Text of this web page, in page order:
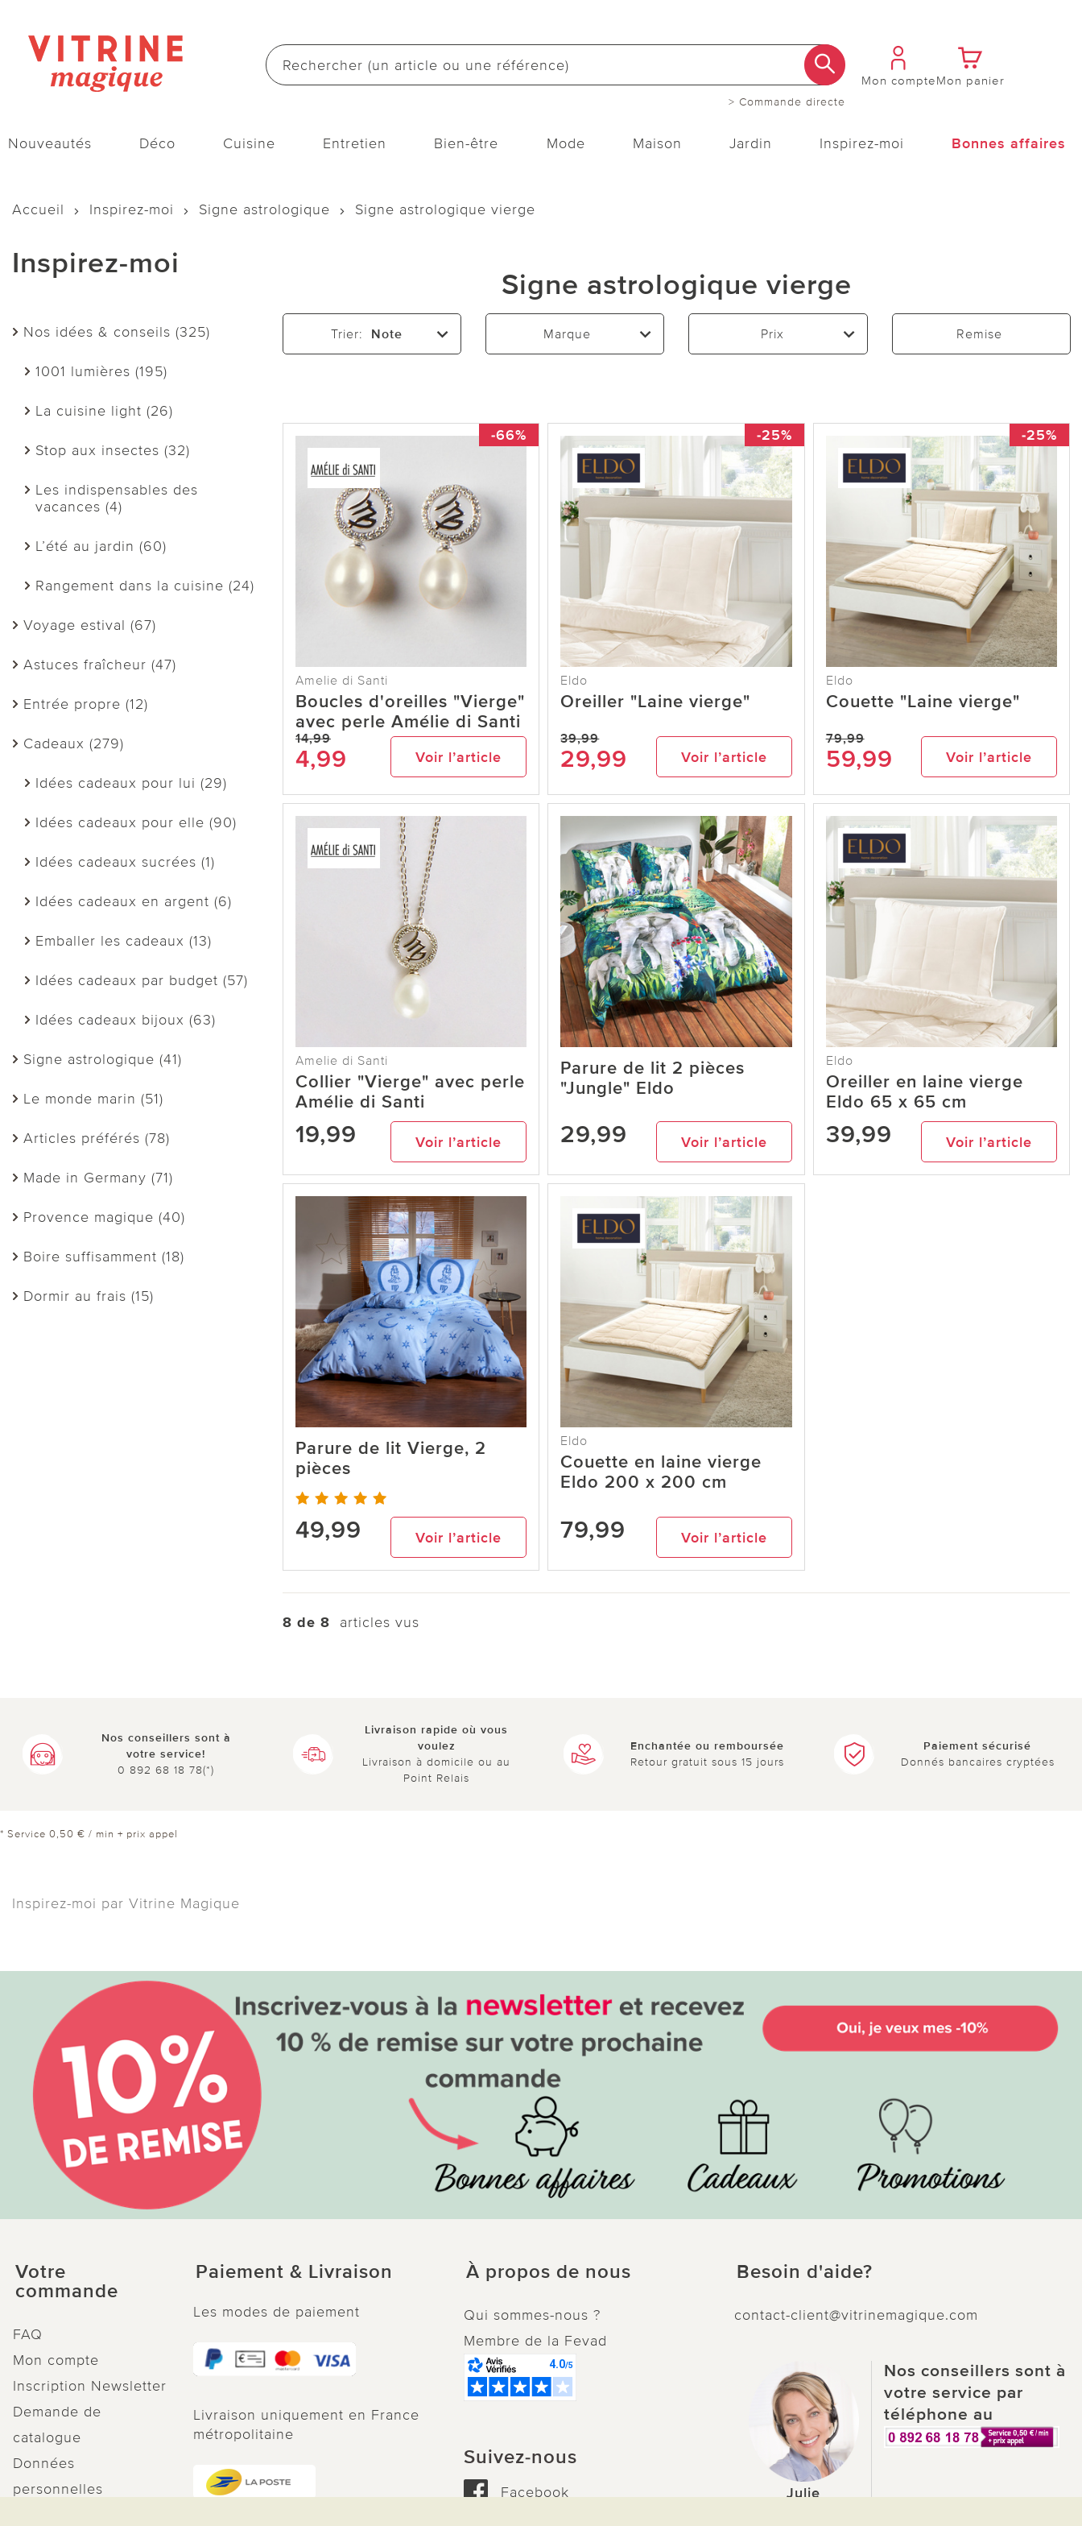
> Commande directe
Mon compteMon panier
Nouveautés Déco Cuisine Entretien Bien-être Mode Maison Jardin Inspirez-moi Bonnes affaires
Accueil Inspirez-moi Signe astrologique Signe astrologique vierge
Inspirez-moi
Nos idées & conseils (325)
1001 lumières (195)
La cuisine light (26)
Stop aux insectes (32)
Les indispensables des
vacances (4)
L’été au jardin (60)
Rangement dans la cuisine (24)
Voyage estival (67)
Astuces fraîcheur (47)
Entrée propre (12)
Cadeaux (279)
Idées cadeaux pour lui (29)
Idées cadeaux pour elle (90)
Idées cadeaux sucrées (1)
Idées cadeaux en argent (6)
Emballer les cadeaux (13)
Idées cadeaux par budget (57)
Idées cadeaux bijoux (63)
Signe astrologique (41)
Le monde marin (51)
Articles préférés (78)
Made in Germany (71)
Provence magique (40)
Boire suffisamment (18)
Dormir au frais (15)
Signe astrologique vierge
Trier: Note Marque Prix Remise
-66%
Amelie di Santi
Boucles d'oreilles "Vierge"
avec perle Amélie di Santi
14,99
4,99 Voir l’article
-25%
Eldo
Oreiller "Laine vierge"
39,99
29,99 Voir l’article
-25%
Eldo
Couette "Laine vierge"
79,99
59,99 Voir l’article
Amelie di Santi
Collier "Vierge" avec perle
Amélie di Santi
19,99 Voir l’article
Parure de lit 2 pièces
"Jungle" Eldo
29,99 Voir l’article
Eldo
Oreiller en laine vierge
Eldo 65 x 65 cm
39,99 Voir l’article
Parure de lit Vierge, 2
pièces
49,99 Voir l’article
Eldo
Couette en laine vierge
Eldo 200 x 200 cm
79,99 Voir l’article
8 de 8 articles vus
Nos conseillers sont à
votre service!
0 892 68 18 78(*)
Livraison rapide où vous
voulez
Livraison à domicile ou au
Point Relais
Enchantée ou remboursée
Retour gratuit sous 15 jours
Paiement sécurisé
Donnés bancaires cryptées
* Service 0,50 € / min + prix appel
Inspirez-moi par Vitrine Magique
Votre
commande
FAQ
Mon compte
Inscription Newsletter
Demande de
catalogue
Données
personnelles
Paiement & Livraison
Les modes de paiement
Livraison uniquement en France
métropolitaine
À propos de nous
Qui sommes-nous ?
Membre de la Fevad
Suivez-nous
Facebook
Besoin d'aide?
contact-client@vitrinemagique.com
Julie
Nos conseillers sont à
votre service par
téléphone au